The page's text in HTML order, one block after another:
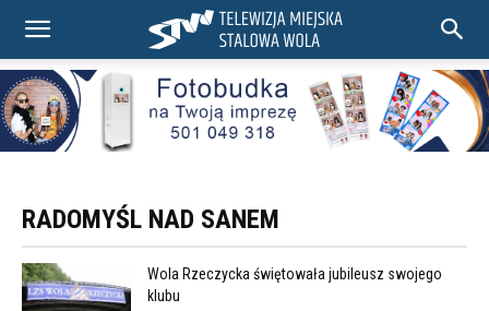
RADOMYŚL NAD SANEM
Wola Rzeczycka świętowała jubileusz swojego
klubu